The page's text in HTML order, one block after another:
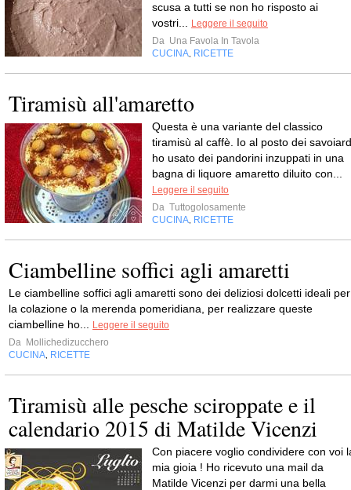
scusa a tutti se non ho risposto ai
vostri...
Leggere il seguito
Da Una Favola In Tavola
CUCINA RICETTE
Tiramisù all'amaretto
Questa è una variante del classico
tiramisù al caffè. Io al posto dei
ho usato dei pandorini inzuppati in una
bagna di liquore amaretto diluito con...
Leggere il seguito
Da Tuttogolosamente
CUCINA RICETTE
Ciambelline soffici agli amaretti
Le ciambelline soffici agli amaretti sono dei deliziosi dolcetti ideali per
la colazione o la merenda pomeridiana, per realizzare queste
ciambelline ho...
Leggere il seguito
Da Mollichedizucchero
CUCINA RICETTE
Tiramisù alle pesche sciroppate e il
calendario 2015 di Matilde Vicenzi
Con piacere voglio condividere con voi
mia gioia ! Ho ricevuto una mail da
Matilde Vicenzi per darmi una bella